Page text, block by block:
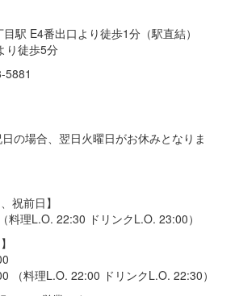
駅 E4番出口より徒歩1分（駅直結）
り徒歩5分
5881
の場合、翌日火曜日がお休みとなりま
祝前日】
料理L.O. 22:30 ドリンクL.O. 23:00）
（料理L.O. 22:00 ドリンクL.O. 22:30）